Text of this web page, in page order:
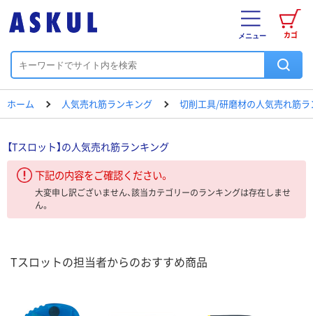
カゴ
メニュー
ホーム 人気売れ筋ランキング 切削工具/研磨材の人気売れ筋ラ
【Tスロット】の人気売れ筋ランキング
下記の内容をご確認ください。
大変申し訳ございません、該当カテゴリーのランキングは存在しませ
ん。
Tスロットの担当者からのおすすめ商品